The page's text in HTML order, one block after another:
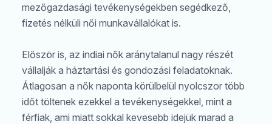
mezőgazdasági tevékenységekben segédkező,
fizetés nélküli női munkavállalókat is.
Először is, az indiai nők aránytalanul nagy részét
vállalják a háztartási és gondozási feladatoknak.
Átlagosan a nők naponta körülbelül nyolcszor több
időt töltenek ezekkel a tevékenységekkel, mint a
férfiak, ami miatt sokkal kevesebb idejük marad a